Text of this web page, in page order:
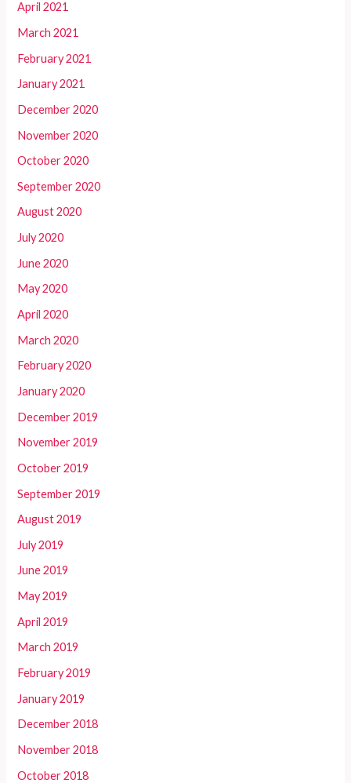
April 2021
March 2021
February 2021
January 2021
December 2020
November 2020
October 2020
September 2020
August 2020
July 2020
June 2020
May 2020
April 2020
March 2020
February 2020
January 2020
December 2019
November 2019
October 2019
September 2019
August 2019
July 2019
June 2019
May 2019
April 2019
March 2019
February 2019
January 2019
December 2018
November 2018
October 2018